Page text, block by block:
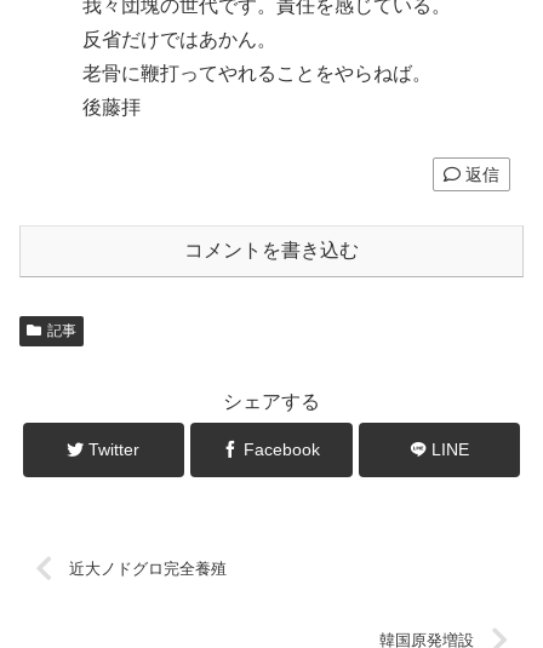
我々団塊の世代です。責任を感じている。
反省だけではあかん。
老骨に鞭打ってやれることをやらねば。
後藤拝
返信
コメントを書き込む
記事
シェアする
Twitter Facebook LINE
近大ノドグロ完全養殖
韓国原発増設